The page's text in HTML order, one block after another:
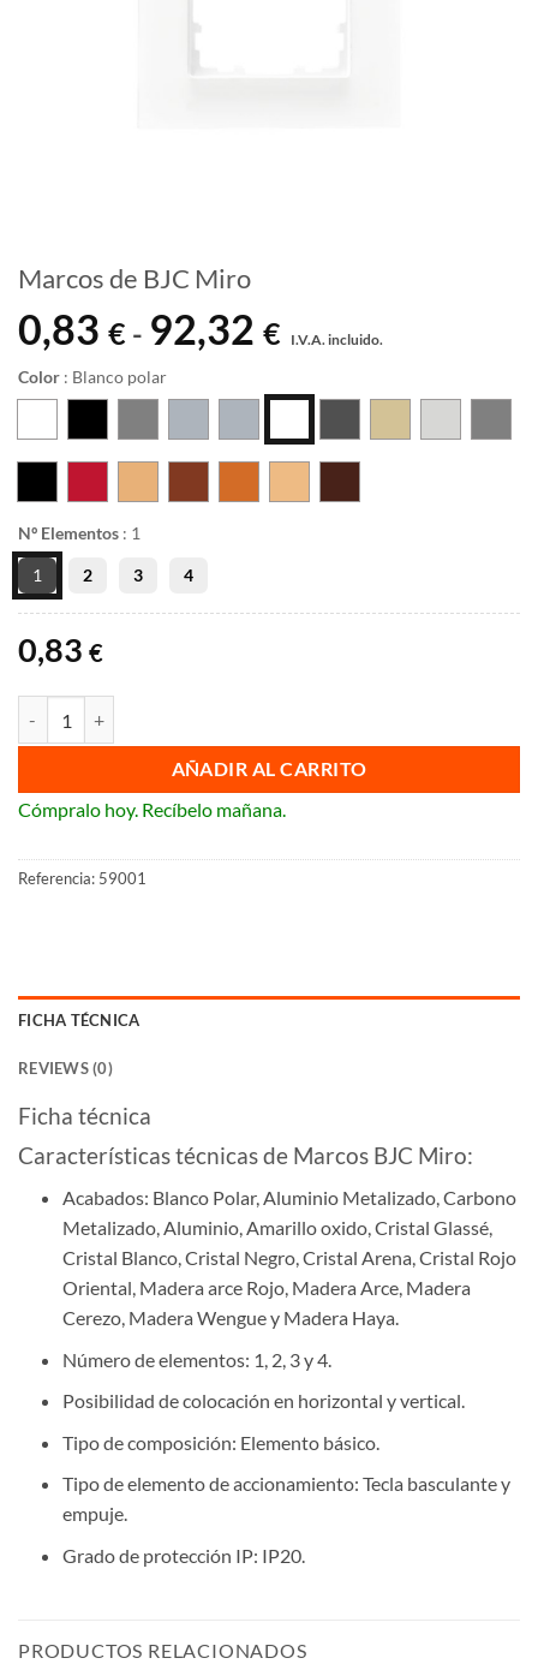
Marcos de BJC Miro
0,83 € - 92,32 €
de
desde
0,83 €
hasta
92,32 €
I.V.A. incluido.
Color : Blanco polar
Nº Elementos : 1
1 2 3 4
0,83 €
AÑADIR AL CARRITO
Cómpralo hoy. Recíbelo mañana.
Referencia: 59001
FICHA TÉCNICA
REVIEWS (0)
Ficha técnica
Características técnicas de Marcos BJC Miro:
Acabados: Blanco Polar, Aluminio Metalizado, Carbono
Metalizado, Aluminio, Amarillo oxido, Cristal Glassé,
Cristal Blanco, Cristal Negro, Cristal Arena, Cristal Rojo
Oriental, Madera arce Rojo, Madera Arce, Madera
Cerezo, Madera Wengue y Madera Haya.
Número de elementos: 1, 2, 3 y 4.
Posibilidad de colocación en horizontal y vertical.
Tipo de composición: Elemento básico.
Tipo de elemento de accionamiento: Tecla basculante y
empuje.
Grado de protección IP: IP20.
PRODUCTOS RELACIONADOS